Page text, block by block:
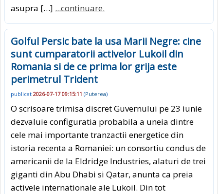
asupra […] ...continuare.
Golful Persic bate la usa Marii Negre: cine
sunt cumparatorii activelor Lukoil din
Romania si de ce prima lor grija este
perimetrul Trident
publicat 2026-07-17 09:15:11 (Puterea)
O scrisoare trimisa discret Guvernului pe 23 iunie
dezvaluie configuratia probabila a uneia dintre
cele mai importante tranzactii energetice din
istoria recenta a Romaniei: un consortiu condus de
americanii de la Eldridge Industries, alaturi de trei
giganti din Abu Dhabi si Qatar, anunta ca preia
activele internationale ale Lukoil. Din tot